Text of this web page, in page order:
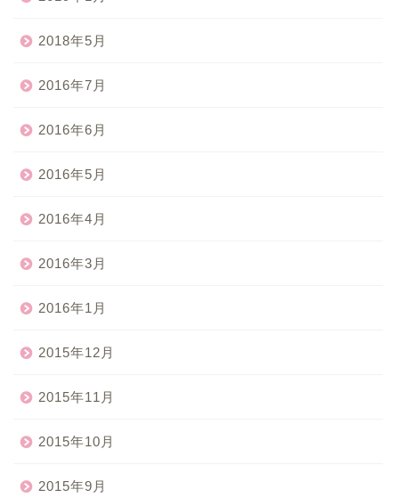
2018年5月
2016年7月
2016年6月
2016年5月
2016年4月
2016年3月
2016年1月
2015年12月
2015年11月
2015年10月
2015年9月